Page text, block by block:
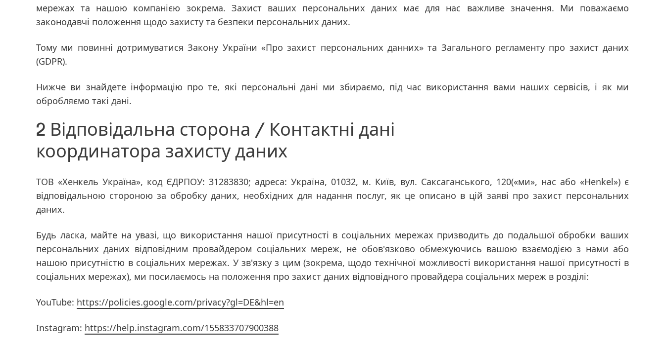
інновації, сталий розвиток і
Додати
мережах та нашою компанією зокрема. Захист ваших персональних даних має для нас важливе значення. Ми поважаємо
законодавчі положення щодо захисту та безпеки персональних даних.
Тому ми повинні дотримуватися Закону України «Про захист персональних данних» та Загального регламенту про захист даних
(GDPR).
Нижче ви знайдете інформацію про те, які персональні дані ми збираємо, під час використання вами наших сервісів, і як ми
обробляємо такі дані.
2 Відповідальна сторона / Контактні дані
координатора захисту даних
ТОВ «Хенкель Україна», код ЄДРПОУ: 31283830; адреса: Україна, 01032, м. Київ, вул. Саксаганського, 120(«ми», нас або «Henkel») є
відповідальною стороною за обробку даних, необхідних для надання послуг, як це описано в цій заяві про захист персональних
даних.
Будь ласка, майте на увазі, що використання нашої присутності в соціальних мережах призводить до подальшої обробки ваших
персональних даних відповідним провайдером соціальних мереж, не обов'язково обмежуючись вашою взаємодією з нами або
нашою присутністю в соціальних мережах. У зв'язку з цим (зокрема, щодо технічної можливості використання нашої присутності в
соціальних мережах), ми посилаємось на положення про захист даних відповідного провайдера соціальних мереж в розділі:
YouTube: https://policies.google.com/privacy?gl=DE&hl=en
Instagram: https://help.instagram.com/155833707900388